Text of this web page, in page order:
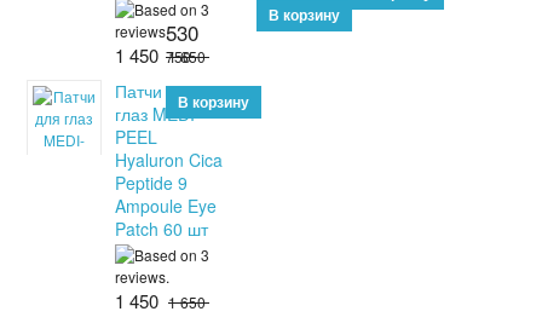
1 450 1 650
Патчи для
глаз MEDI-
PEEL
Hyaluron Cica
Peptide 9
Ampoule Eye
Patch 60 шт
1 450 1 650
530
750